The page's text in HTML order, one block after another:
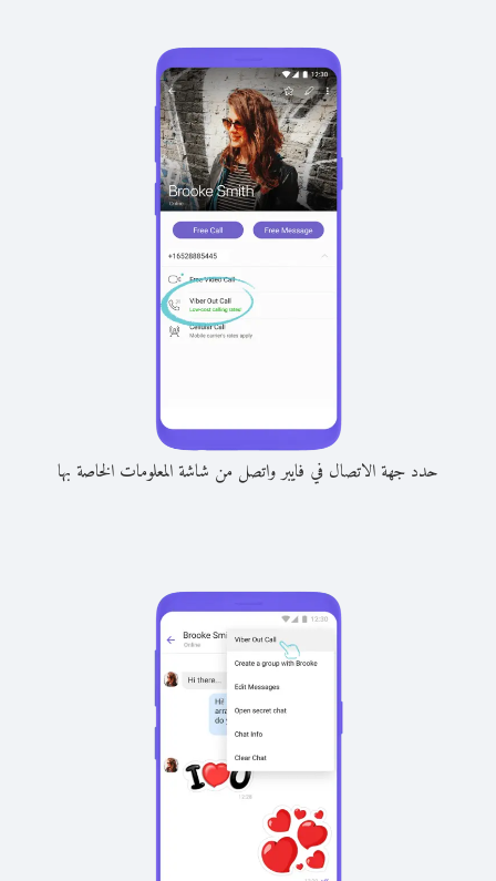
حدد جهة الاتصال في فايبر واتصل من شاشة المعلومات الخاصة بها